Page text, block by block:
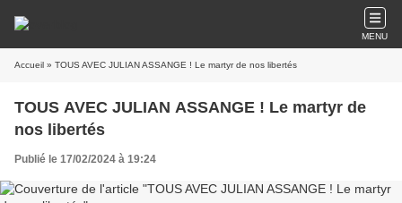
MENU
Accueil » TOUS AVEC JULIAN ASSANGE ! Le martyr de nos libertés
TOUS AVEC JULIAN ASSANGE ! Le martyr de
nos libertés
Publié le 17/02/2024 à 19:24